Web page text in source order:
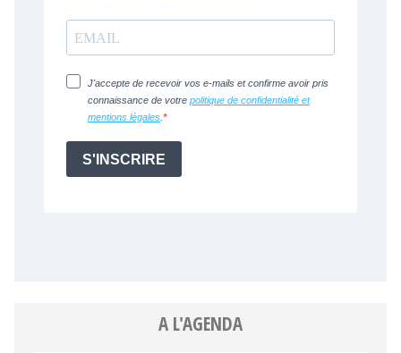
A L'AGENDA